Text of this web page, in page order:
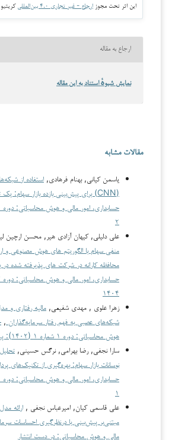
این اثر تحت مجوز ارجاع - غیر تجاری ۴.۰ بین‌المللی
ارجاع به مقاله
نمایش شیوهٔ استناد به این مقاله
مقالات مشابه
یاسمن کیانی, بهنام فرهادی, استفاده از
(CNN) برای پیش‌بینی بازده بازار سهام: یک تحلیل مقایسه‌ای
۲
علی دلیلی, کیهان آزادی هیر, محسن ارچین
منفی سهام با الگوریتم های هوش مصنوعی و
محافظه کارانه در شرکت های پذیرفته شده در
۱۴۰۴
زهرا علوی , مهدی شفیعی, مالیه رفتاری و
شبکه‌های عصبی به فهم رفتار سرمایه‌گذاران ,
هوش محاسباتی: دوره ۱ شماره ۱ (۱۴۰۲): پیاپی ۱
سارا نجفی, رضا بهرامی, نرگس حسینی,
نوسانات بازار سهام: بهره‌گیری از تکنیک‌های
۱
علی قاسمی کیان, امیرعباس نجفی , ارائه
مبتنی‌بر پیش‌بینی با درنظرگیری احساسات
مالی و هوش محاسباتی: در دست انتشار